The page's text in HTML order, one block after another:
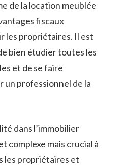
de la ‍location meublée
fiscaux
les​ propriétaires. Il est⁣
bien étudier toutes ⁢les
et de ​se faire
un professionnel de la
‌dans l’immobilier‍
complexe mais crucial​ à
les propriétaires ‌et